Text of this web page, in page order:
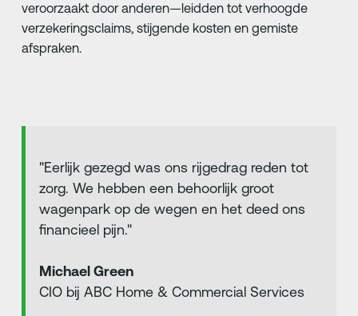
veroorzaakt door anderen—leidden tot verhoogde
verzekeringsclaims, stijgende kosten en gemiste
afspraken.
"Eerlijk gezegd was ons rijgedrag reden tot
zorg. We hebben een behoorlijk groot
wagenpark op de wegen en het deed ons
financieel pijn."
Michael Green
CIO bij ABC Home & Commercial Services